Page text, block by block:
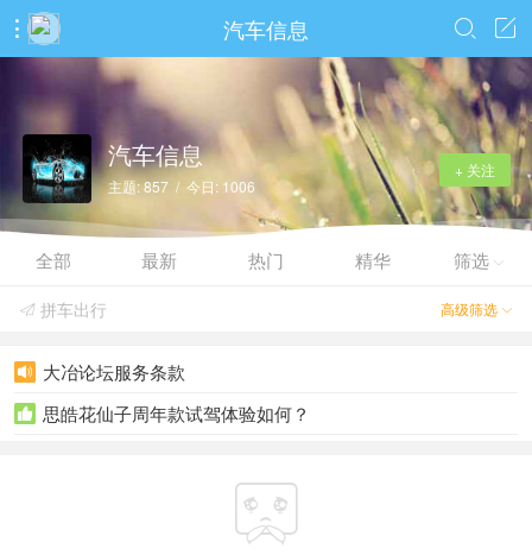
 汽车信息 

+ 关注
汽车信息
主题: 857 / 今日: 1006
全部 最新 热门 精华 筛选 
高级筛选 
 拼车出行
 大冶论坛服务条款
 思皓花仙子周年款试驾体验如何？
